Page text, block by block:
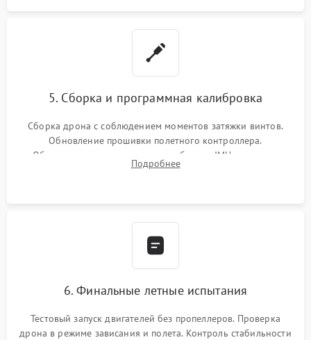
5. Сборка и программная калибровка
Сборка дрона с соблюдением моментов затяжки винтов.
Обновление прошивки полетного контроллера.
Обязательная программная калибровка IMU-сенсоров,
компаса, датчиков позиционирования и горизонта подвеса
Подробнее
6. Финальные летные испытания
Тестовый запуск двигателей без пропеллеров. Проверка
дрона в режиме зависания и полета. Контроль стабильности